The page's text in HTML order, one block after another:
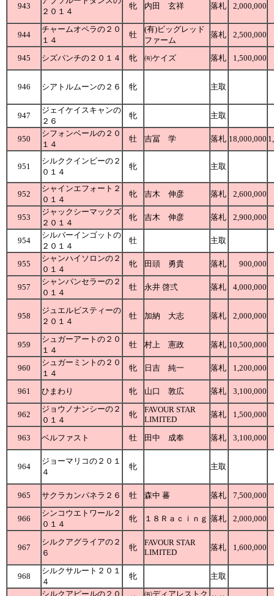
943
２０１４
牝 内田 玄祥 落札 2,000,000
944
チャームオペラの２０
１４
牡
(有)ビッグレッド
ファーム
落札 2,500,000
945 シズパンチの２０１４ 牝 ㈲ケイズ 落札 1,500,000
946 シアトルムーンの２６ 牝 主取
947
ジェイケイスキャンの
２６
牝 主取
950
シフォンベールの２０
１４
牡 吉冨 学 落札 18,000,000
951
シルククインビーの２
０１４
牝 主取
952
シャインエフォート２
０１４
牝 吉木 伸彦 落札 2,600,000
953
ジャックシーマックズ
２０１４
牝 吉木 伸彦 落札 2,900,000
954
シルバーインゴットの
２０１４
牡 主取
955
シャンハイソロンの２
０１４
牝 田頭 勇貴 落札 900,000
957
シャンパンセラーの２
０１４
牡 永井 啓弍 落札 4,000,000
958
ジュエルビスティーの
２０１４
牡 加納 大志 落札 2,000,000
959
シュガーアートの２０
１４
牡 村上 憲政 落札 10,500,000
960
シュガーミントの２０
１４
牝 日吉 純一 落札 1,200,000
961 ひまわり 牝 山口 敦広 落札 3,100,000
962
ジョウノナンシーの２
０１４
牝
FAVOUR STAR
LIMITED
落札 1,500,000
963 ベルファスト 牡 田中 成奉 落札 3,100,000
964
ジョーマリコの２０１
４
牝 主取
965 サクラカンパネラ２６ 牡 森中 蕃 落札 7,500,000
966
シンコウエトワール２
０１４
牝 １８Ｒａｃｉｎｇ 落札 2,000,000
967
シルクアグライアの２
６
牝
FAVOUR STAR
LIMITED
落札 1,600,000
968
シルクサルート２０１
４
牝 主取
シルクアピールの２０
㈲ディアレストク